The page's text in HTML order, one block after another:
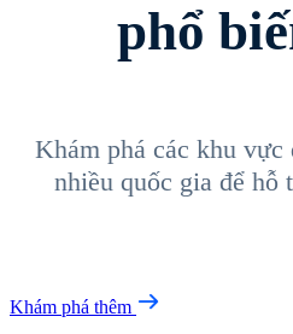
phổ
Khám phá các khu
nhiều quốc gia để hỗ
Khám phá thêm